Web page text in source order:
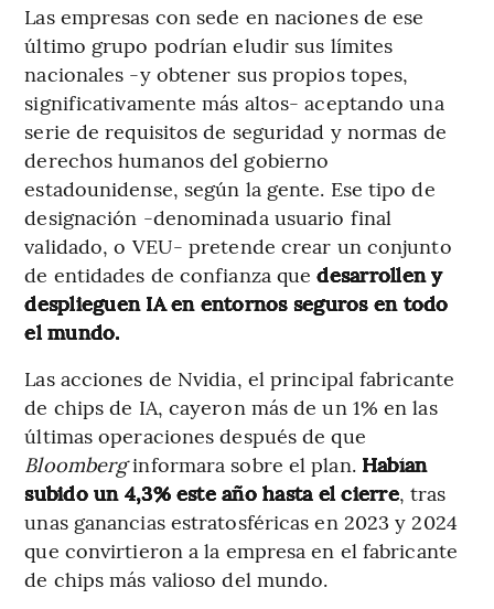
Las empresas con sede en naciones de ese
último grupo podrían eludir sus límites
nacionales -y obtener sus propios topes,
significativamente más altos- aceptando una
serie de requisitos de seguridad y normas de
derechos humanos del gobierno
estadounidense, según la gente. Ese tipo de
designación -denominada usuario final
validado, o VEU- pretende crear un conjunto
de entidades de confianza quedesarrollen y
desplieguen IA en entornos seguros en todo
el mundo.
Las acciones de Nvidia, el principal fabricante
de chips de IA, cayeron más de un 1% en las
últimas operaciones después de que
Bloomberginformara sobre el plan. Habían
subido un 4,3% este año hasta el cierre, tras
unas ganancias estratosféricas en 2023 y 2024
que convirtieron a la empresa en el fabricante
de chips más valioso del mundo.